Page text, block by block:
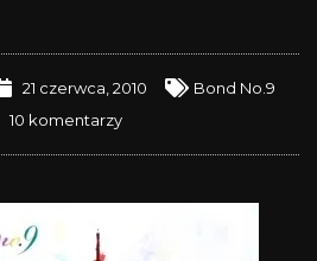
21 czerwca, 2010
Bond No.9
10 komentarzy